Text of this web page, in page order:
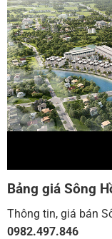
Bảng giá Sông
Thông tin, giá bán
0982.497.846